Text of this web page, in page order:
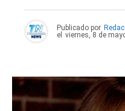
Publicado por
el viernes, 8 de